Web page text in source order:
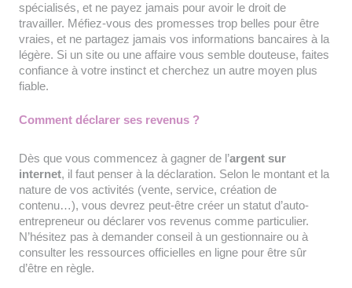
spécialisés, et ne payez jamais pour avoir le droit de
travailler. Méfiez-vous des promesses trop belles pour être
vraies, et ne partagez jamais vos informations bancaires à la
légère. Si un site ou une affaire vous semble douteuse, faites
confiance à votre instinct et cherchez un autre moyen plus
fiable.
Comment déclarer ses revenus ?
Dès que vous commencez à gagner de l’argent sur
internet, il faut penser à la déclaration. Selon le montant et la
nature de vos activités (vente, service, création de
contenu…), vous devrez peut-être créer un statut d’auto-
entrepreneur ou déclarer vos revenus comme particulier.
N’hésitez pas à demander conseil à un gestionnaire ou à
consulter les ressources officielles en ligne pour être sûr
d’être en règle.